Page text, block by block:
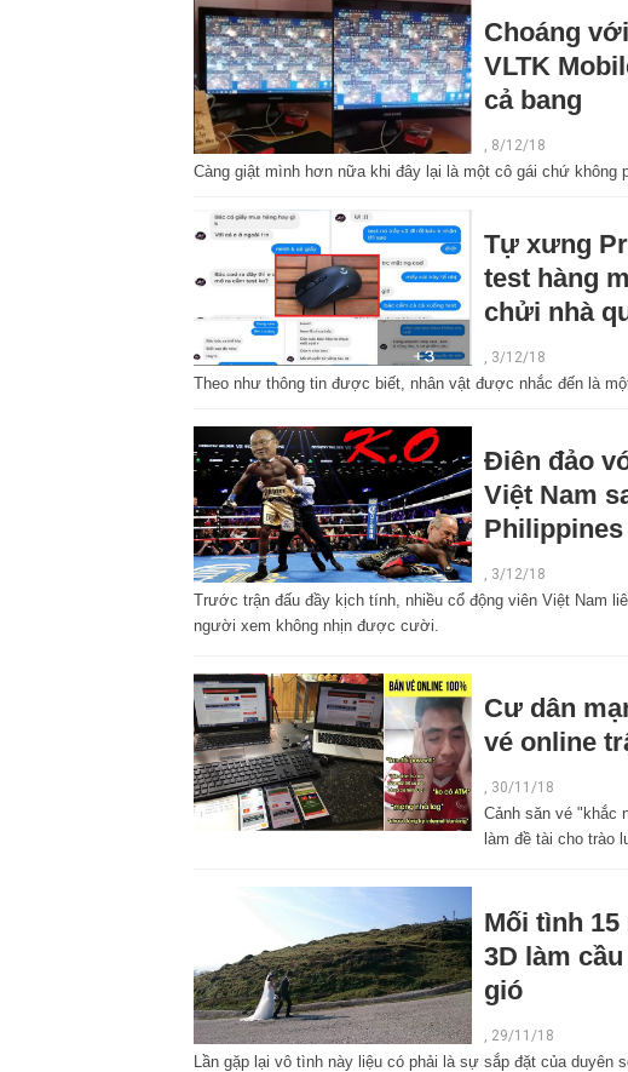
Choáng
VLTK
cả bang
, 8/12/18
Càng giật mình hơn nữa khi đây lại là một cô gái chứ không
Tự xưng
test hàng
chửi nhà
, 3/12/18
Theo như thông tin được biết, nhân vật được nhắc đến là
Điên đảo
Việt Nam
Philippines
, 3/12/18
Trước trận đấu đầy kịch tính, nhiều cổ động viên Việt Nam
người xem không nhịn được cười.
Cư dân
vé online
, 30/11/18
Cảnh săn vé "khắc
làm đề tài cho trào
Mối tình
3D làm
gió
29/11/18
Lần gặp lại vô tình này liệu có phải là sự sắp đặt của duyên